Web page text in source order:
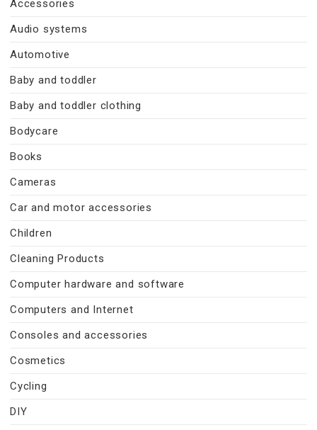
Accessories
Audio systems
Automotive
Baby and toddler
Baby and toddler clothing
Bodycare
Books
Cameras
Car and motor accessories
Children
Cleaning Products
Computer hardware and software
Computers and Internet
Consoles and accessories
Cosmetics
Cycling
DIY